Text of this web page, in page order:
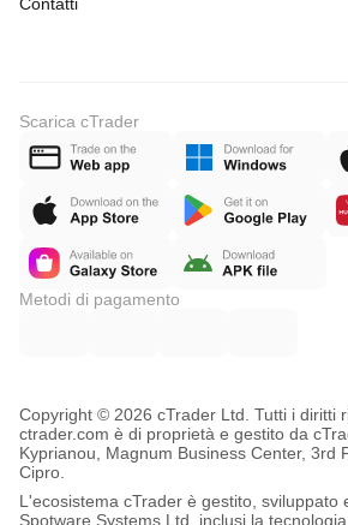
Scarica cTrader
Metodi di pagamento
Copyright © 2026 cTrader Ltd. Tutti i diritti
ctrader.com è di proprietà e gestito da
Kyprianou, Magnum Business Center, 3rd
Cipro.
L'ecosistema cTrader è gestito, sviluppato
Spotware Systems Ltd, inclusi la